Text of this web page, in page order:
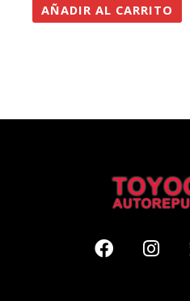
AÑADIR AL CARRITO
Facebook